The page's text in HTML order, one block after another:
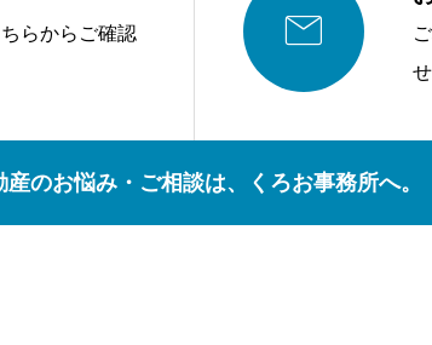
らからご確認

産のお悩み・ご相談は、くろお事務所へ。